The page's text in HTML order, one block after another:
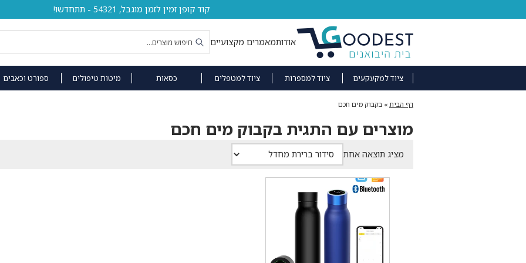
קוד קופן זמין לזמן מוגבל, 54321 - תתחדשו!
אודותמאמרים מקצועיים
ציוד למקעקעים ציוד למספרות ציוד למטפלים כסאות מיטות טיפולים ספורט וכאבים
דף הבית » בקבוק מים חכם
מוצרים עם התגית בקבוק מים חכם
מציג תוצאה אחת